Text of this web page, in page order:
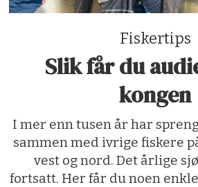
Fiskertips
Slik får du
kongen
I mer enn tusen år har
sammen med ivrige fiskere
vest og nord. Det årlige
fortsatt. Her får du noen